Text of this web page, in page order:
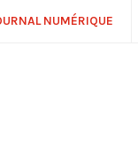
NUMÉRIQUE